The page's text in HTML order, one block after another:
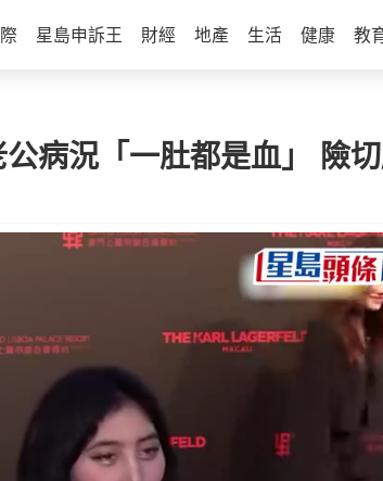
星島申訴王 財經 地產 生活 健康 教
病況「一肚都是血」 險